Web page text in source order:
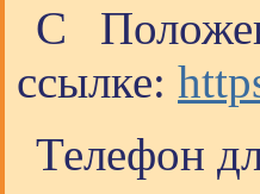
С
ссылке:
Телефон